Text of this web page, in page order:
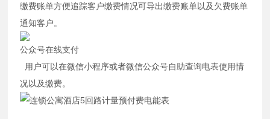
缴费账单方便追踪客户缴费情况可导出缴费账单以及欠费账单
通知客户。
公众号在线支付
用户可以在微信小程序或者微信公众号自助查询电表使用情
况以及缴费。